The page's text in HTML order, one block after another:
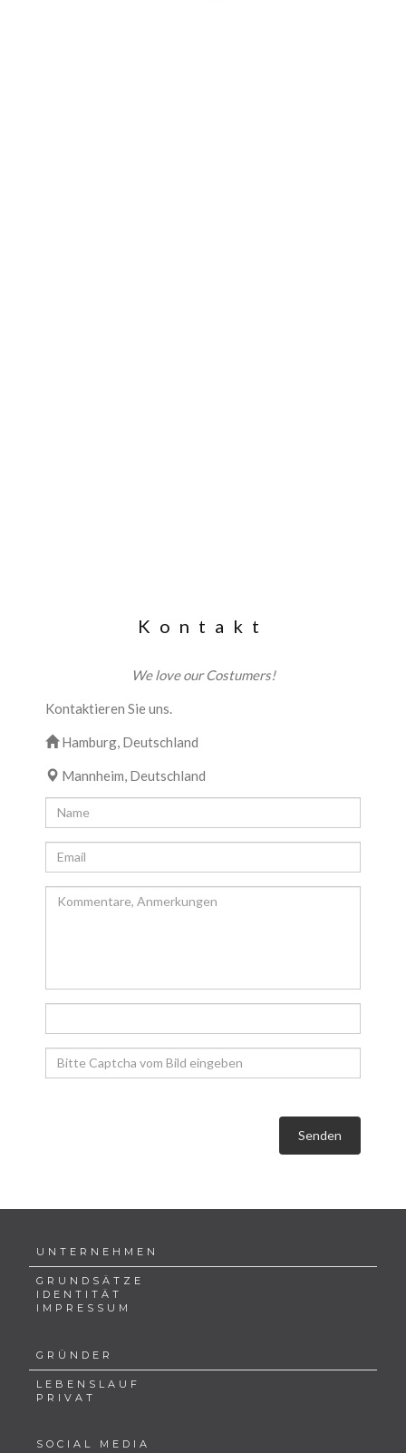
Kontakt
We love our Costumers!
Kontaktieren Sie uns.
Hamburg, Deutschland
Mannheim, Deutschland
Senden
UNTERNEHMEN
GRUNDSÄTZE
IDENTITÄT
IMPRESSUM
GRÜNDER
LEBENSLAUF
PRIVAT
SOCIAL MEDIA